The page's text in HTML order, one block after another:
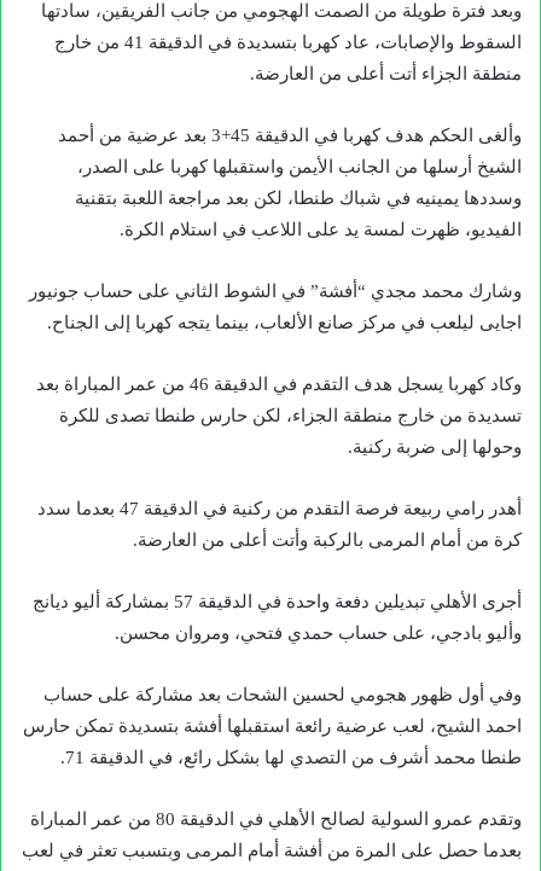
وبعد فترة طويلة من الصمت الهجومي من جانب الفريقين، سادتها
السقوط والإصابات، عاد كهربا بتسديدة في الدقيقة 41 من خارج
منطقة الجزاء أتت أعلى من العارضة.
وألغى الحكم هدف كهربا في الدقيقة 45+3 بعد عرضية من أحمد
الشيخ أرسلها من الجانب الأيمن واستقبلها كهربا على الصدر،
وسددها يمينيه في شباك طنطا، لكن بعد مراجعة اللعبة بتقنية
الفيديو، ظهرت لمسة يد على اللاعب في استلام الكرة.
وشارك محمد مجدي “أفشة” في الشوط الثاني على حساب جونيور
اجايى ليلعب في مركز صانع الألعاب، بينما يتجه كهربا إلى الجناح.
وكاد كهربا يسجل هدف التقدم في الدقيقة 46 من عمر المباراة بعد
تسديدة من خارج منطقة الجزاء، لكن حارس طنطا تصدى للكرة
وحولها إلى ضربة ركنية.
أهدر رامي ربيعة فرصة التقدم من ركنية في الدقيقة 47 بعدما سدد
كرة من أمام المرمى بالركبة وأتت أعلى من العارضة.
أجرى الأهلي تبديلين دفعة واحدة في الدقيقة 57 بمشاركة أليو ديانج
وأليو بادجي، على حساب حمدي فتحي، ومروان محسن.
وفي أول ظهور هجومي لحسين الشحات بعد مشاركة على حساب
احمد الشيح، لعب عرضية رائعة استقبلها أفشة بتسديدة تمكن حارس
طنطا محمد أشرف من التصدي لها بشكل رائع، في الدقيقة 71.
وتقدم عمرو السولية لصالح الأهلي في الدقيقة 80 من عمر المباراة
بعدما حصل على المرة من أفشة أمام المرمى وبتسبب تعثر في لعب